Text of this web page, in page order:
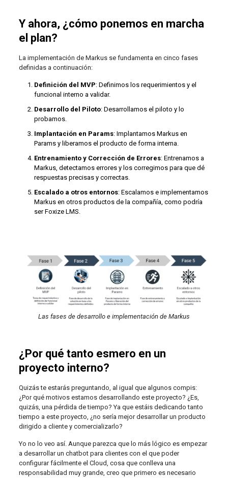
Y ahora, ¿cómo ponemos en marcha
el plan?
La implementación de Markus se fundamenta en cinco fases
definidas a continuación:
Definición del MVP: Definimos los requerimientos y el
funcional interno a validar.
Desarrollo del Piloto: Desarrollamos el piloto y lo
probamos.
Implantación en Params: Implantamos Markus en
Params y liberamos el producto de forma interna.
Entrenamiento y Corrección de Errores: Entrenamos a
Markus, detectamos errores y los corregimos para que dé
respuestas precisas y correctas.
Escalado a otros entornos: Escalamos e implementamos
Markus en otros productos de la compañía, como podría
ser Foxize LMS.
Las fases de desarrollo e implementación de Markus
¿Por qué tanto esmero en un
proyecto interno?
Quizás te estarás preguntando, al igual que algunos compis:
¿Por qué motivos estamos desarrollando este proyecto? ¿Es,
quizás, una pérdida de tiempo? Ya que estáis dedicando tanto
tiempo a este proyecto, ¿no sería mejor desarrollar un producto
dirigido a cliente y comercializarlo?
Yo no lo veo así. Aunque parezca que lo más lógico es empezar
a desarrollar un chatbot para clientes con el que poder
configurar fácilmente el Cloud, cosa que conlleva una
responsabilidad muy grande, creo que primero es necesario